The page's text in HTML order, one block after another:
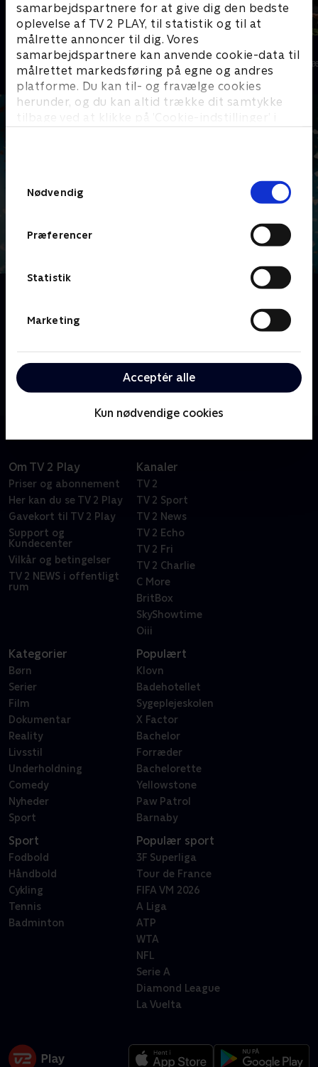
samarbejdspartnere for at give dig den bedste
oplevelse af TV 2 PLAY, til statistik og til at
målrette annoncer til dig. Vores
samarbejdspartnere kan anvende cookie-data til
målrettet markedsføring på egne og andres
platforme. Du kan til- og fravælge cookies
herunder, og du kan altid trække dit samtykke
tilbage ved at klikke på ’Cookie-indstillinger’ i
Nødvendig
Præferencer
Statistik
Marketing
Acceptér alle
Kun nødvendige cookies
Zulu Surprise
TV-Shows • 1 sæsoner
Natholdet
TV-Shows • 1
Zulu Awards er TV 2 Zulus bud på en alternativ
prisuddeling, hvor alt det fedeste inden for alt det
programmer, henover værter til de ting, som alle
taler om - Zulu Award'en er den bedste pris, du kan
få!.
Om TV 2 Play
Priser og abonnement
Her kan du se TV 2 Play
Gavekort til TV 2 Play
Support og
Kundecenter
Vilkår og betingelser
TV 2 NEWS i offentligt
rum
Kanaler
TV 2
TV 2 Sport
TV 2 News
TV 2 Echo
TV 2 Fri
TV 2 Charlie
C More
BritBox
SkyShowtime
Oiii
Kategorier
Børn
Serier
Film
Dokumentar
Reality
Livsstil
Underholdning
Comedy
Nyheder
Sport
Populært
Klovn
Badehotellet
Sygeplejeskolen
X Factor
Bachelor
Forræder
Bachelorette
Yellowstone
Paw Patrol
Barnaby
Sport
Fodbold
Håndbold
Cykling
Tennis
Badminton
Populær sport
3F Superliga
Tour de France
FIFA VM 2026
A Liga
ATP
WTA
NFL
Serie A
Diamond League
La Vuelta